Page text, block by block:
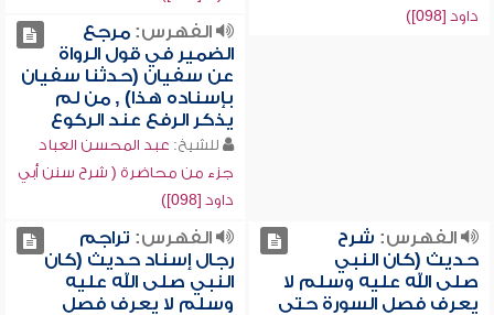
داود [098])
الفهرس:مرجع
الضمير في قول الرواة
عن سفيان (حدثنا سفيان
بإسناده هذا) , من لم
يذكر الرفع عند الركوع
للشيخ: عبد المحسن العباد
جزء من محاضرة ( شرح سنن أبي
داود [098])
الفهرس: شرح
حديث (كان النبي
صلى الله عليه وسلم لا
يعرف فصل السورة حتى
الفهرس: تراجم
رجال إسناد حديث (كان
النبي صلى الله عليه
وسلم لا يعرف فصل